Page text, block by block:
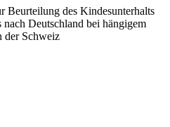
Beurteilung des Kindesunterhalts
Deutschland bei hängigem
der Schweiz